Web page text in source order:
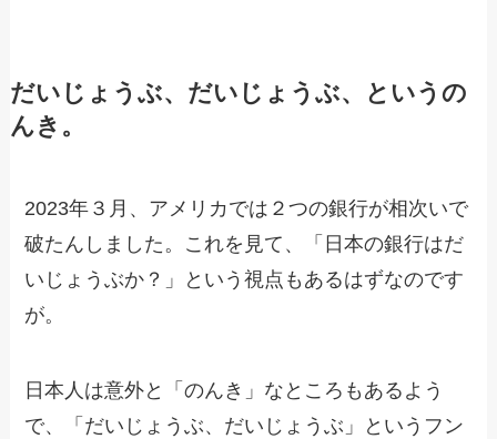
だいじょうぶ、だいじょうぶ、というの
んき。
2023年３月、アメリカでは２つの銀行が相次いで
破たんしました。これを見て、「日本の銀行はだ
いじょうぶか？」という視点もあるはずなのです
が。
日本人は意外と「のんき」なところもあるよう
で、「だいじょうぶ、だいじょうぶ」というフン